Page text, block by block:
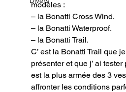
modèles :
– la Bonatti Cross Wind.
– la Bonatti Waterproof.
– la Bonatti Trail.
C’ est la Bonatti Trail que
présenter et que j’ ai
est la plus armée des 3
affronter les conditions